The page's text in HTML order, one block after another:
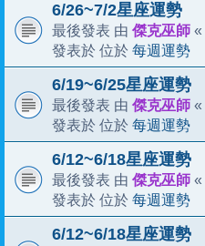
6/26~7/2星座運勢
最後發表 由 傑克巫師 «
發表於 位於 每週運勢
6/19~6/25星座運勢
最後發表 由 傑克巫師 «
發表於 位於 每週運勢
6/12~6/18星座運勢
最後發表 由 傑克巫師 «
發表於 位於 每週運勢
6/12~6/18星座運勢